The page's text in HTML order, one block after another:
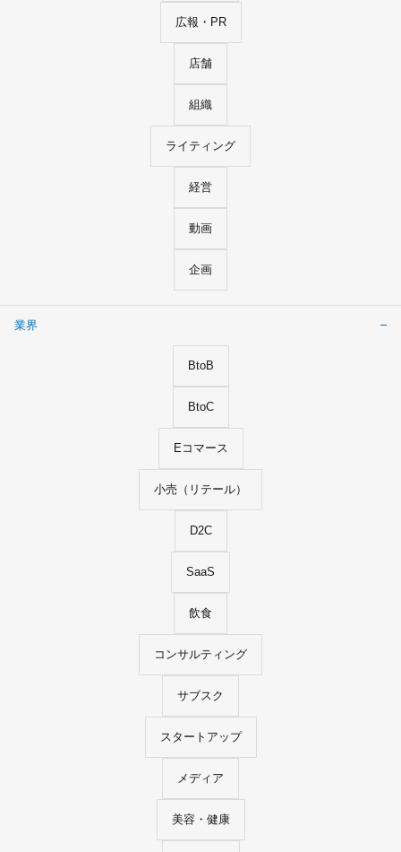
広報・PR
店舗
組織
ライティング
経営
動画
企画
業界
BtoB
BtoC
Eコマース
小売（リテール）
D2C
SaaS
飲食
コンサルティング
サブスク
スタートアップ
メディア
美容・健康